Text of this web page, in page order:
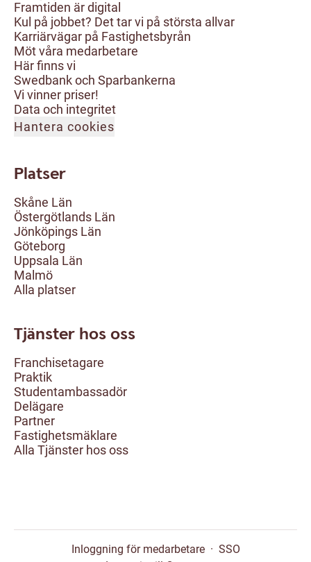
Framtiden är digital
Kul på jobbet? Det tar vi på största allvar
Karriärvägar på Fastighetsbyrån
Möt våra medarbetare
Här finns vi
Swedbank och Sparbankerna
Vi vinner priser!
Data och integritet
Hantera cookies
Platser
Skåne Län
Östergötlands Län
Jönköpings Län
Göteborg
Uppsala Län
Malmö
Alla platser
Tjänster hos oss
Franchisetagare
Praktik
Studentambassadör
Delägare
Partner
Fastighetsmäklare
Alla Tjänster hos oss
Inloggning för medarbetare · SSO